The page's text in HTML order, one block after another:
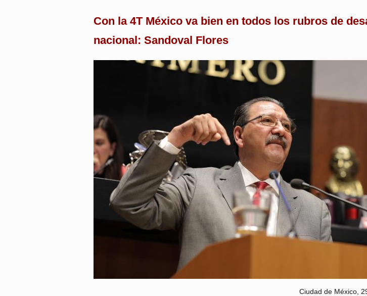
Con la 4T México va bien en todos los rubros de
nacional: Sandoval Flores
Ciudad de México,